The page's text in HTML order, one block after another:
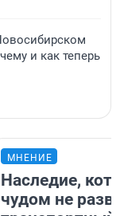
— что
за 2 млрд
в Кузбассе